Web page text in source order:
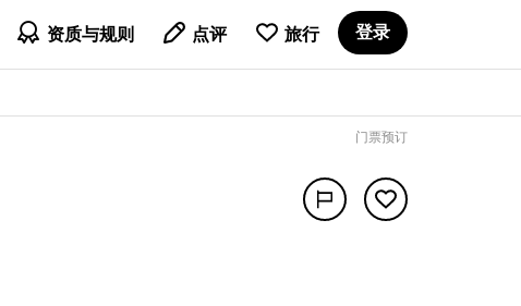
 资质与规则 点评 旅行 登录
门票预订